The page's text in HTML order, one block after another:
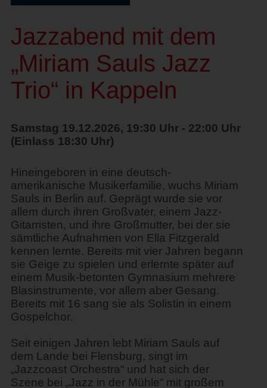
Jazzabend mit dem
„Miriam Sauls Jazz
Trio“ in Kappeln
Samstag 19.12.2026, 19:30 Uhr - 22:00 Uhr
(Einlass 18:30 Uhr)
Hineingeboren in eine deutsch-
amerikanische Musikerfamilie, wuchs Miriam
Sauls in Berlin auf. Geprägt wurde sie vor
allem durch ihren Großvater, einem Jazz-
Gitarristen, und ihre Großmutter, bei der sie
sämtliche Aufnahmen von Ella Fitzgerald
kennen lernte. Bereits mit vier Jahren begann
sie Geige zu spielen und erlernte später auf
einem Musik-betonten Gymnasium mehrere
Blasinstrumente, vor allem aber Gesang.
Bereits mit 16 sang sie als Solistin in einem
Gospelchor.
Seit einigen Jahren lebt Miriam Sauls auf
dem Lande bei Flensburg, singt im
„Jazzcoast Orchestra“ und hat sich der
Szene bei „Jazz in der Mühle“ mit großem